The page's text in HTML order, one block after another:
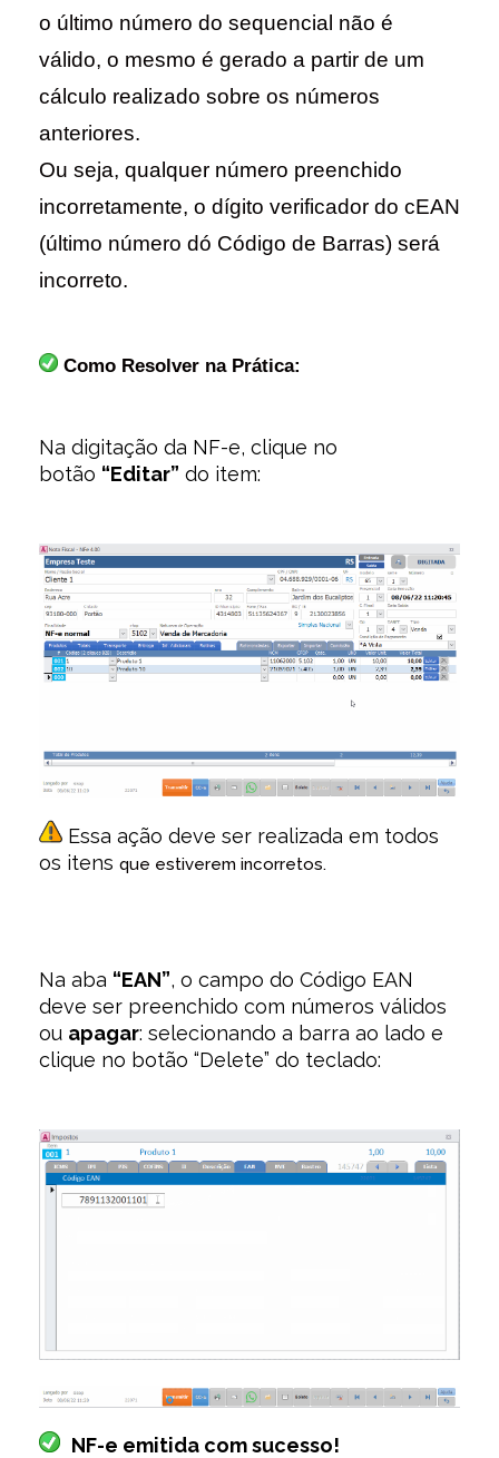
o último número do sequencial não é
válido, o mesmo é gerado a partir de um
cálculo realizado sobre os números
anteriores.
Ou seja, qualquer número preenchido
incorretamente, o dígito verificador do cEAN
(último número dó Código de Barras) será
incorreto.
Como Resolver na Prática:
Na digitação da NF-e, clique no
botão “Editar” do item:
Essa ação deve ser realizada em todos
os itens que estiverem incorretos.
Na aba “EAN”, o campo do Código EAN
deve ser preenchido com números válidos
ou apagar: selecionando a barra ao lado e
clique no botão “Delete” do teclado:
NF-e emitida com sucesso!